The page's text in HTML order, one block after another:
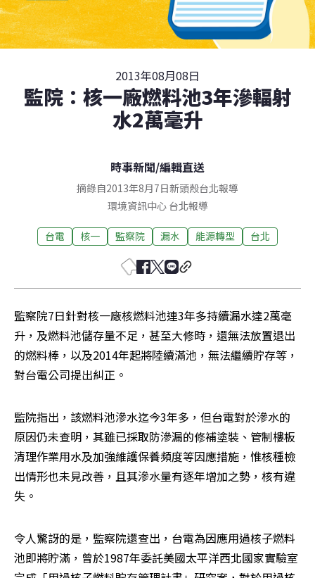
2013年08月08日
監院：核一廠燃料池3年滲輻射
水2萬毫升
時事新聞/編輯直送
摘錄自2013年8月7日新頭殼台北報導
環境資訊中心 台北報導
台電 核一 監察院 漏水 能源轉型 台北
監察院7日針對核一廠核燃料池連3年多持續漏水達2萬毫
升，及燃料池儲存量不足，甚至大修時，還無法放置退出
的燃料棒，以及2014年起將陸續滿池，無法繼續貯存等，
對台電公司提出糾正。
監院指出，該燃料池滲水迄今3年多，但台電對於滲水的
原因仍未查明，其雖已採取防滲漏的修補塗裝、管制樓板
清理作業用水及加強維護保養頻度等因應措施，惟核種檢
出情形也未見改善，且其滲水量有逐年增加之勢，核有違
失。
令人驚訝的是，監察院還查出，台電為因應用過核子燃料
池即將貯滿，曾於1987年委託美國太平洋西北國家實驗室